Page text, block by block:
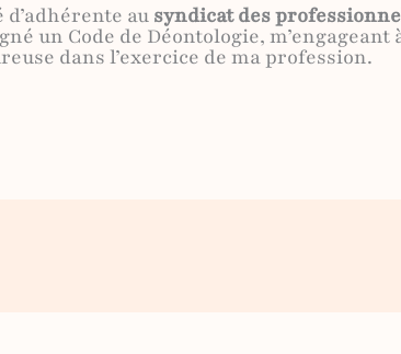
au syndicat des
un Code de Déontologie,
dans l’exercice de ma profession.